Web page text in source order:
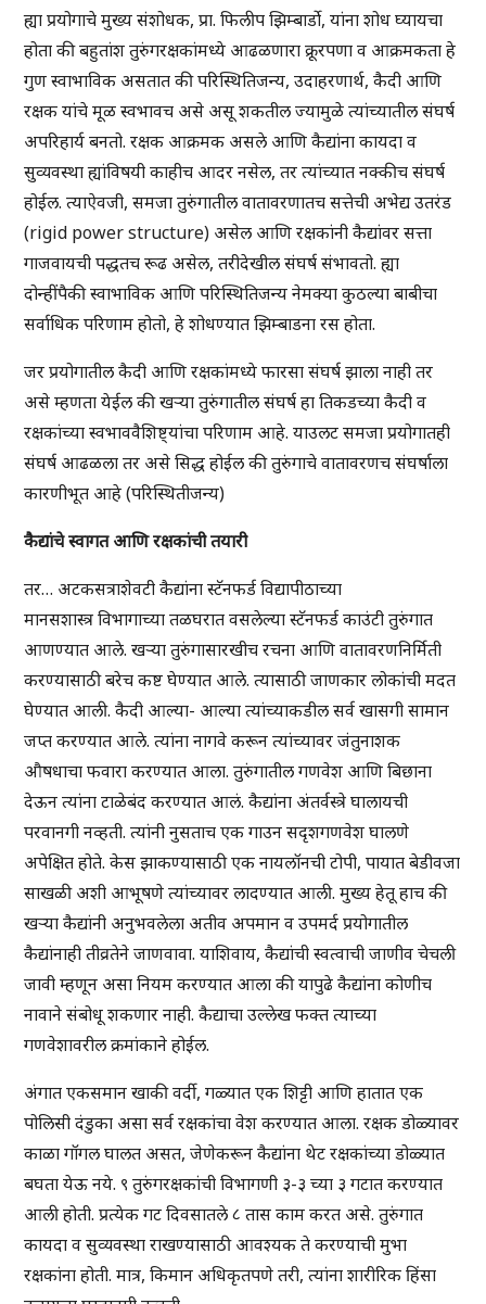
ह्या प्रयोगाचे मुख्य संशोधक, प्रा. फिलीप झिम्बार्डो, यांना शोध घ्यायचा
होता की बहुतांश तुरुंगरक्षकांमध्ये आढळणारा क्रूरपणा व आक्रमकता हे
गुण स्वाभाविक असतात की परिस्थितिजन्य, उदाहरणार्थ, कैदी आणि
रक्षक यांचे मूळ स्वभावच असे असू शकतील ज्यामुळे त्यांच्यातील संघर्ष
अपरिहार्य बनतो. रक्षक आक्रमक असले आणि कैद्यांना कायदा व
सुव्यवस्था ह्यांविषयी काहीच आदर नसेल, तर त्यांच्यात नक्कीच संघर्ष
होईल. त्याऐवजी, समजा तुरुंगातील वातावरणातच सत्तेची अभेद्य उतरंड
(rigid power structure) असेल आणि रक्षकांनी कैद्यांवर सत्ता
गाजवायची पद्धतच रूढ असेल, तरीदेखील संघर्ष संभावतो. ह्या
दोन्हींपैकी स्वाभाविक आणि परिस्थितिजन्य नेमक्या कुठल्या बाबीचा
सर्वाधिक परिणाम होतो, हे शोधण्यात झिम्बाडना रस होता.
जर प्रयोगातील कैदी आणि रक्षकांमध्ये फारसा संघर्ष झाला नाही तर
असे म्हणता येईल की खऱ्या तुरुंगातील संघर्ष हा तिकडच्या कैदी व
रक्षकांच्या स्वभाववैशिष्ट्यांचा परिणाम आहे. याउलट समजा प्रयोगातही
संघर्ष आढळला तर असे सिद्ध होईल की तुरुंगाचे वातावरणच संघर्षाला
कारणीभूत आहे (परिस्थितीजन्य)
कैद्यांचेस्वागत आणिरक्षकांचीतयारी
तर… अटकसत्राशेवटी कैद्यांना स्टॅनफर्ड विद्यापीठाच्या
मानसशास्त्र विभागाच्या तळघरात वसलेल्या स्टॅनफर्ड काउंटी तुरुंगात
आणण्यात आले. खऱ्या तुरुंगासारखीच रचना आणि वातावरणनिर्मिती
करण्यासाठी बरेच कष्ट घेण्यात आले. त्यासाठी जाणकार लोकांची मदत
घेण्यात आली. कैदी आल्या- आल्या त्यांच्याकडील सर्व खासगी सामान
जप्त करण्यात आले. त्यांना नागवे करून त्यांच्यावर जंतुनाशक
औषधाचा फवारा करण्यात आला. तुरुंगातील गणवेश आणि बिछाना
देऊन त्यांना टाळेबंद करण्यात आलं. कैद्यांना अंतर्वस्त्रे घालायची
परवानगी नव्हती. त्यांनी नुसताच एक गाउन सदृशगणवेश घालणे
अपेक्षित होते. केस झाकण्यासाठी एक नायलॉनची टोपी, पायात बेडीवजा
साखळी अशी आभूषणे त्यांच्यावर लादण्यात आली. मुख्य हेतू हाच की
खऱ्या कैद्यांनी अनुभवलेला अतीव अपमान व उपमर्द प्रयोगातील
कैद्यांनाही तीव्रतेने जाणवावा. याशिवाय, कैद्यांची स्वत्वाची जाणीव चेचली
जावी म्हणून असा नियम करण्यात आला की यापुढे कैद्यांना कोणीच
नावाने संबोधू शकणार नाही. कैद्याचा उल्लेख फक्त त्याच्या
गणवेशावरील क्रमांकाने होईल.
अंगात एकसमान खाकी वर्दी, गळ्यात एक शिट्टी आणि हातात एक
पोलिसी दंडुका असा सर्व रक्षकांचा वेश करण्यात आला. रक्षक डोळ्यावर
काळा गॉगल घालत असत, जेणेकरून कैद्यांना थेट रक्षकांच्या डोळ्यात
बघता येऊ नये. ९ तुरुंगरक्षकांची विभागणी ३-३ च्या ३ गटात करण्यात
आली होती. प्रत्येक गट दिवसातले ८ तास काम करत असे. तुरुंगात
कायदा व सुव्यवस्था राखण्यासाठी आवश्यक ते करण्याची मुभा
रक्षकांना होती. मात्र, किमान अधिकृतपणे तरी, त्यांना शारीरिक हिंसा